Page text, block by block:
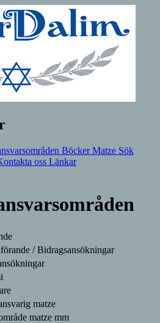
BöckerMatze Sök
oss Länkar
/ Bidragsansökningar
matze
matze mm